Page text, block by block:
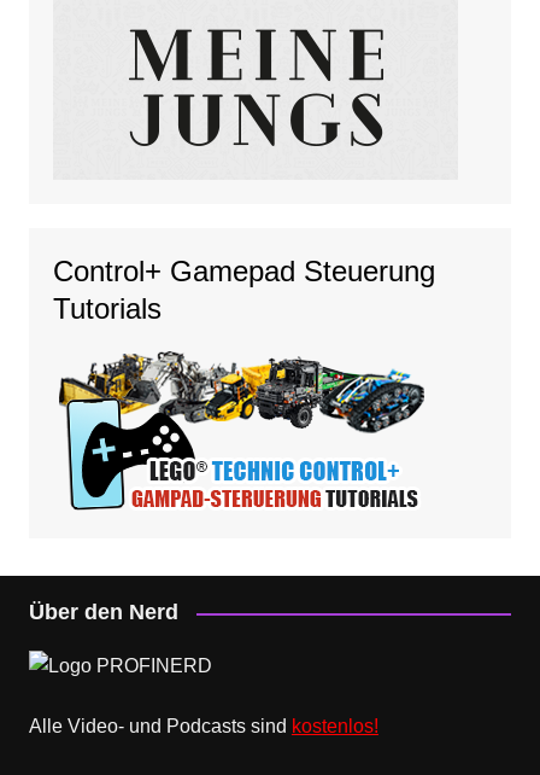
Control+ Gamepad Steuerung
Tutorials
Über den Nerd
Alle Video- und Podcasts sind kostenlos!